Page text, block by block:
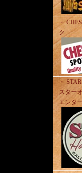
・
ク
・
スター
エンタ